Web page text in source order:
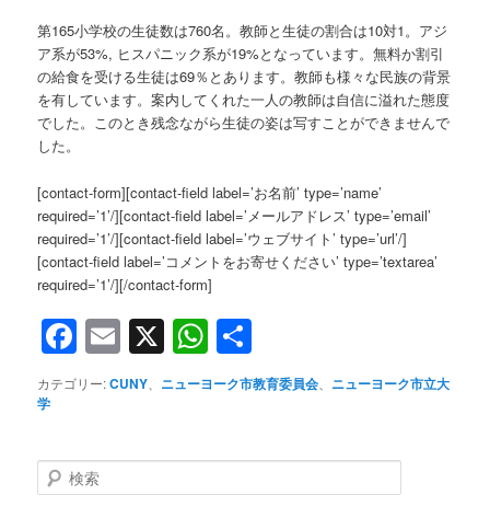
第165小学校の生徒数は760名。教師と生徒の割合は10対1。アジ
ア系が53%, ヒスパニック系が19%となっています。無料か割引
の給食を受ける生徒は69％とあります。教師も様々な民族の背景
を有しています。案内してくれた一人の教師は自信に溢れた態度
でした。このとき残念ながら生徒の姿は写すことができませんで
した。
[contact-form][contact-field label=’お名前’ type=’name’
required=’1’/][contact-field label=’メールアドレス’ type=’email’
required=’1’/][contact-field label=’ウェブサイト’ type=’url’/]
[contact-field label=’コメントをお寄せください’ type=’textarea’
required=’1’/][/contact-form]
Facebook
Email
X WhatsApp
有
カテゴリー:CUNY ニューヨーク市教育委員会
ニューヨーク市立大
学
検
索